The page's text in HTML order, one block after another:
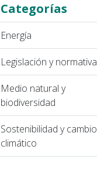
Categorías
Energía
Legislación y normativa
Medio natural y
biodiversidad
Sostenibilidad y cambio
climático